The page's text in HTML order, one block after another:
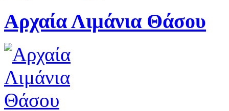
Αρχαία Λιμάνια Θάσου